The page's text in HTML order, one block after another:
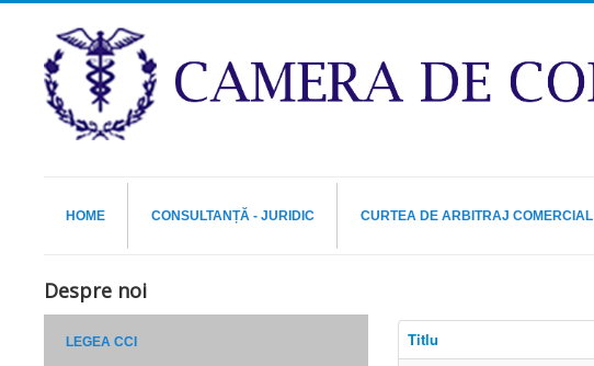
HOME CONSULTANȚĂ - JURIDIC CURTEA DE ARBITRAJ COMERCIAL
Despre noi
LEGEA CCI Titlu